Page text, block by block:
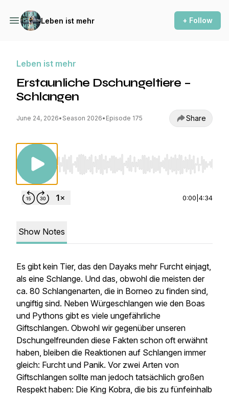
Leben ist mehr + Follow
Leben ist mehr
Erstaunliche Dschungeltiere –
Schlangen
June 24, 2026• Season 2026• Episode 175 Share
Use Left/Right to seek, Home/End to jump to
0:00 4:34
Show Notes
Es gibt kein Tier, das den Dayaks mehr Furcht einjagt,
als eine Schlange. Und das, obwohl die meisten der
ca. 80 Schlangenarten, die in Borneo zu finden sind,
ungiftig sind. Neben Würgeschlangen wie den Boas
und Pythons gibt es viele ungefährliche
Giftschlangen. Obwohl wir gegenüber unseren
Dschungelfreunden diese Fakten schon oft erwähnt
haben, bleiben die Reaktionen auf Schlangen immer
gleich: Furcht und Panik. Vor zwei Arten von
Giftschlangen sollte man jedoch tatsächlich großen
Respekt haben: Die King Kobra, die bis zu fünfeinhalb